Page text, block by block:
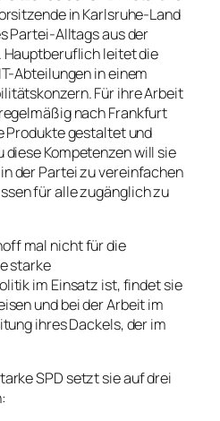
in Karlsruhe-Land
Partei-Alltags aus der
Hauptberuflich leitet die
Abteilungen in einem
Für ihre Arbeit
nach Frankfurt
Produkte gestaltet und
diese Kompetenzen will sie
der Partei zu vereinfachen
für alle zugänglich zu
mal nicht für die
starke
im Einsatz ist, findet sie
und bei der Arbeit im
ihres Dackels, der im
SPD setzt sie auf drei